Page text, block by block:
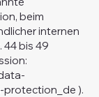
beim
internen
bis 49
protection_de ).